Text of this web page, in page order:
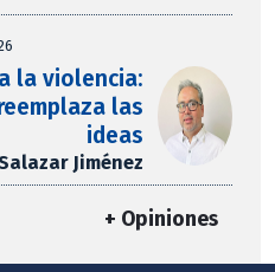
la violencia:
las
ideas
Jiménez
+ Opiniones